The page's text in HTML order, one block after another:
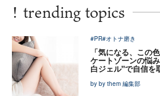
! trending topics
#PR#オトナ磨き
「気になる、この
ケートゾーンの悩
白ジェル"で自信を
by by them 編集部